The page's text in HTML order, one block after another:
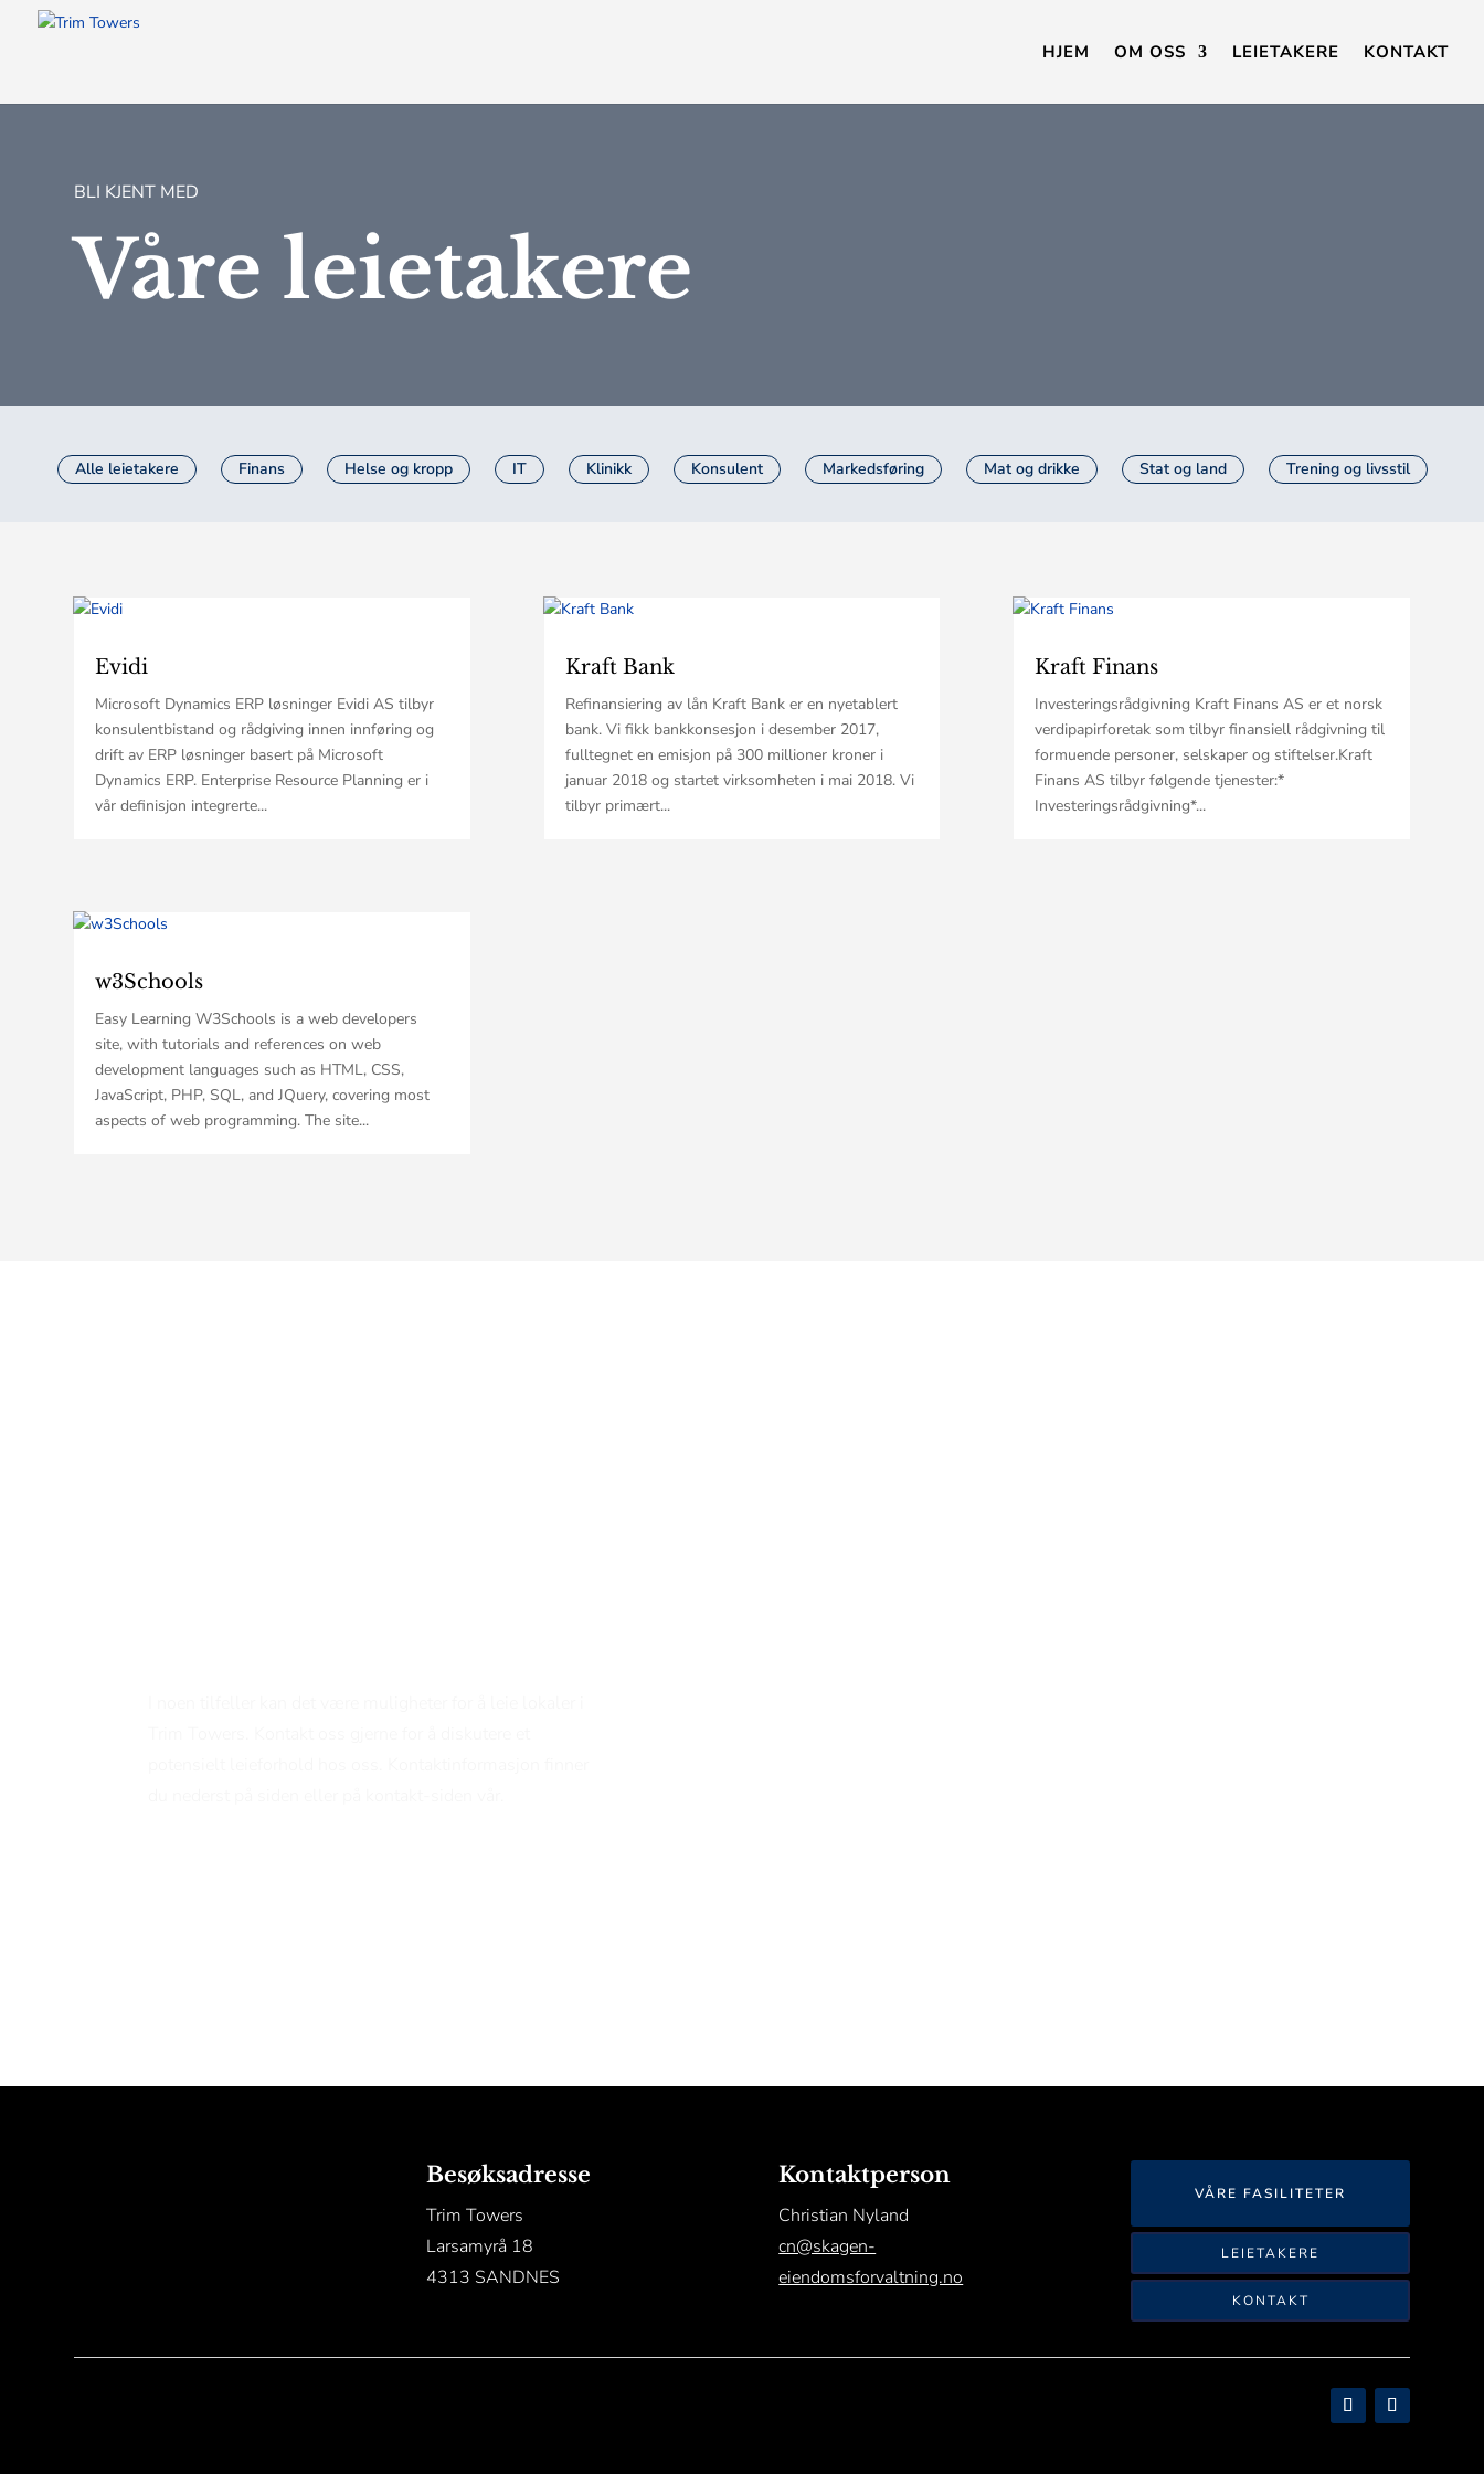
HJEM OM OSS LEIETAKERE KONTAKT
BLI KJENT MED
Våre leietakere
Alle leietakere Finans Helse og kropp IT Klinikk Konsulent Markedsføring Mat og drikke Stat og land Trening og livsstil
Evidi
Microsoft Dynamics ERP løsninger Evidi AS tilbyr
konsulentbistand og rådgiving innen innføring og
drift av ERP løsninger basert på Microsoft
Dynamics ERP. Enterprise Resource Planning er i
vår definisjon integrerte...
w3Schools
Easy Learning W3Schools is a web developers
site, with tutorials and references on web
development languages such as HTML, CSS,
JavaScript, PHP, SQL, and JQuery, covering most
aspects of web programming. The site...
Kraft Bank
Refinansiering av lån Kraft Bank er en nyetablert
bank. Vi fikk bankkonsesjon i desember 2017,
fulltegnet en emisjon på 300 millioner kroner i
januar 2018 og startet virksomheten i mai 2018. Vi
tilbyr primært...
Kraft Finans
Investeringsrådgivning Kraft Finans AS er et norsk
verdipapirforetak som tilbyr finansiell rådgivning til
formuende personer, selskaper og stiftelser.Kraft
Finans AS tilbyr følgende tjenester:*
Investeringsrådgivning*...
Besøksadresse
Trim Towers
Larsamyrå 18
4313 SANDNES
Kontaktperson
Christian Nyland
cn@skagen-
eiendomsforvaltning.no
VÅRE FASILITETER
LEIETAKERE
KONTAKT